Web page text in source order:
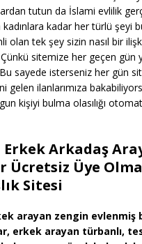
tutun da İslami evlilik
kadar her türlü şeyi
olan tek şey sizin nasıl bir
sitemize her geçen gün
sayede isterseniz her gün
gelen ilanlarımıza
kişiyi bulma olasılığı
Arkadaş
Ücretsiz Üye
Sitesi
arayan zengin evlenmiş
erkek arayan türbanlı,